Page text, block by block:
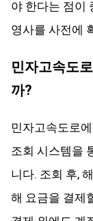
야 한다는 점이
영사를 사전에
민자고속도
까?
민자고속도로
조회 시스템을
니다. 조회 후,
해 요금을 결제